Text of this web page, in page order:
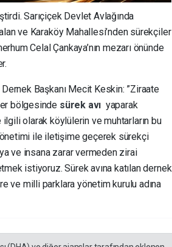
Sarıçiçek Devlet Avlağında
ve Karaköy Mahallesi’nden sürekçiler
Celal Çankaya’nın mezarı önünde
Başkanı Mecit Keskin: ”Ziraate
bölgesinde sürek avı yaparak
ilgili olarak köylülerin ve muhtarların bu
ile iletişime geçerek sürekçi
ve insana zarar vermeden zirai
istiyoruz. Sürek avına katılan dernek
ve milli parklara yönetim kurulu adına